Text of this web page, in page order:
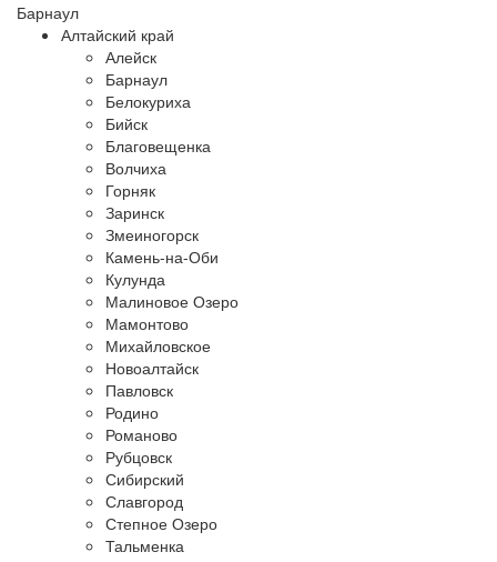
Барнаул
Алтайский край
Алейск
Барнаул
Белокуриха
Бийск
Благовещенка
Волчиха
Горняк
Заринск
Змеиногорск
Камень-на-Оби
Кулунда
Малиновое Озеро
Мамонтово
Михайловское
Новоалтайск
Павловск
Родино
Романово
Рубцовск
Сибирский
Славгород
Степное Озеро
Тальменка